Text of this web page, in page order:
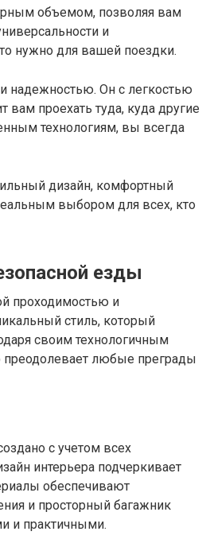
объемом, позволяя вам
и
нужно для вашей поездки.
надежностью. Он с легкостью
проехать туда, куда другие
технологиям, вы всегда
дизайн, комфортный
выбором для всех, кто
езды
проходимостью и
стиль, который
своим технологичным
преодолевает любые преграды
с учетом всех
интерьера подчеркивает
обеспечивают
и просторный багажник
и практичными.